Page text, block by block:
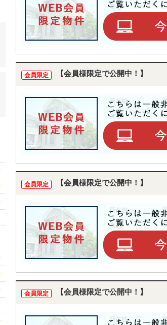
会員限定 【会員様限定で公開中！】
会員限定 【会員様限定で公開中！】
会員限定 【会員様限定で公開中！】